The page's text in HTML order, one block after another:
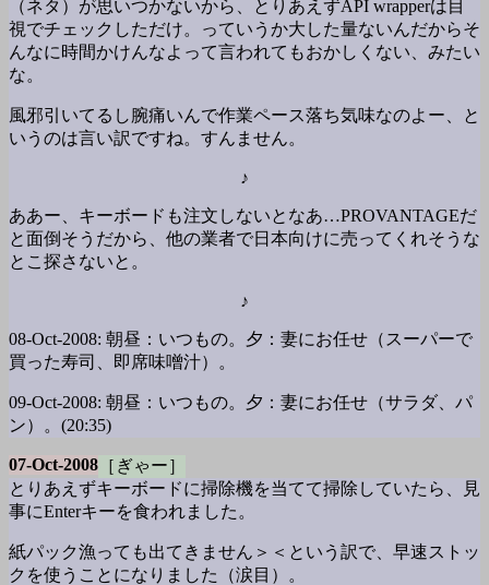
（ネタ）が思いつかないから、とりあえずAPI wrapperは目
視でチェックしただけ。っていうか大した量ないんだからそ
んなに時間かけんなよって言われてもおかしくない、みたい
な。
風邪引いてるし腕痛いんで作業ペース落ち気味なのよー、と
いうのは言い訳ですね。すんません。
♪
ああー、キーボードも注文しないとなあ…PROVANTAGEだ
と面倒そうだから、他の業者で日本向けに売ってくれそうな
とこ探さないと。
♪
08-Oct-2008: 朝昼：いつもの。夕：妻にお任せ（スーパーで
買った寿司、即席味噌汁）。
09-Oct-2008: 朝昼：いつもの。夕：妻にお任せ（サラダ、パ
ン）。(20:35)
07-Oct-2008 ［ぎゃー］
とりあえずキーボードに掃除機を当てて掃除していたら、見
事にEnterキーを食われました。
紙パック漁っても出てきません＞＜という訳で、早速ストッ
クを使うことになりました（涙目）。